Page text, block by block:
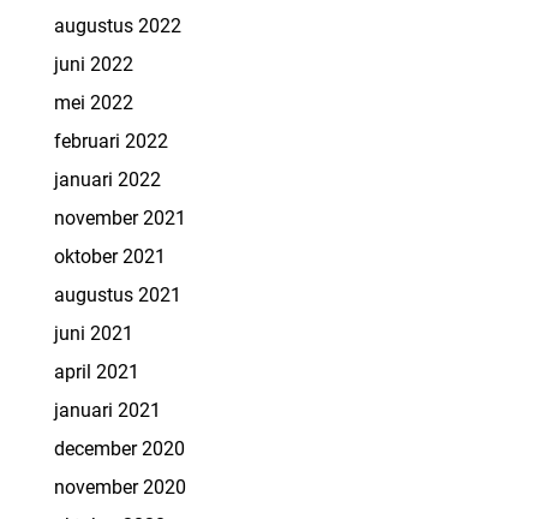
augustus 2022
juni 2022
mei 2022
februari 2022
januari 2022
november 2021
oktober 2021
augustus 2021
juni 2021
april 2021
januari 2021
december 2020
november 2020